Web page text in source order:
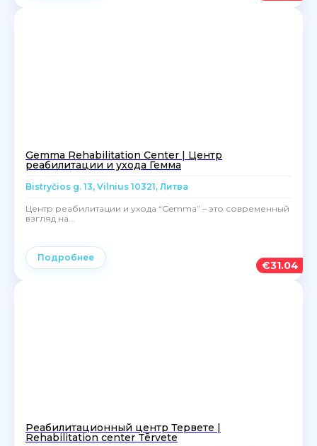
€31.04
Gemma Rehabilitation Center | Центр
реабилитации и ухода Гемма
Bistryčios g. 13, Vilnius 10321, Литва
Центр реабилитации и ухода “Gemma” – это современный
взгляд на...
Подробнее
Реабилитационный центр Тервете |
Rehabilitation center Tērvete